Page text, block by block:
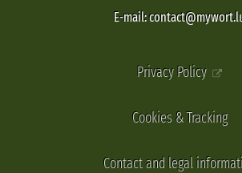
E-mail:
Privacy Policy
Cookies & Tracking
Contact and legal